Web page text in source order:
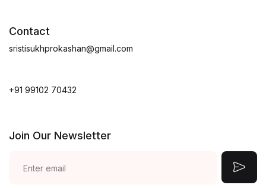
Contact
sristisukhprokashan@gmail.com
+91 99102 70432
Join Our Newsletter